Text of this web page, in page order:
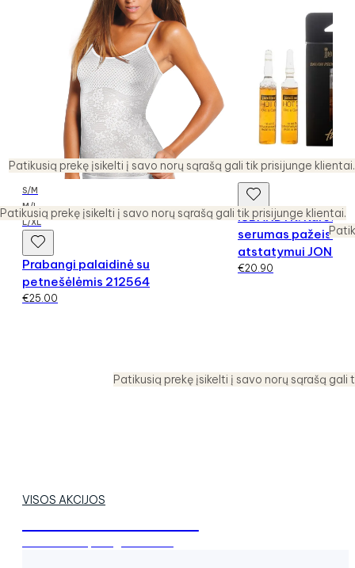
Patikusią prekę įsikelti į savo norų sąrašą gali tik prisijunge klientai.
Patikusią prekę įsikelti į savo norų sąrašą gali tik prisijunge klientai.
Patikusią prekę įsikelti į savo norų sąrašą gali
S/M
M/L
L/XL
Prabangi palaidinė su
petnešėlėmis 212564
€25.00
IŠBANDYK! Karšto
serumas pažeistų
atstatymui
€20.90
VISOS AKCIJOS